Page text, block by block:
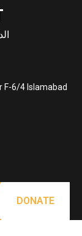
F-6/4 Islamabad
DONATE